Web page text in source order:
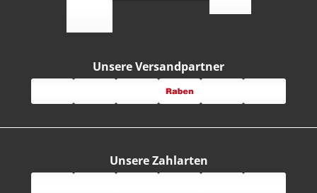
Unsere Zahlarten
Unsere Versandpartner